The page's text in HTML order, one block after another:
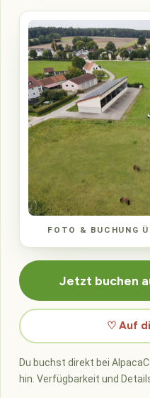
FOTO & BUCHUNG
Jetzt buchen
♡ Auf
Du buchst direkt bei
hin. Verfügbarkeit und